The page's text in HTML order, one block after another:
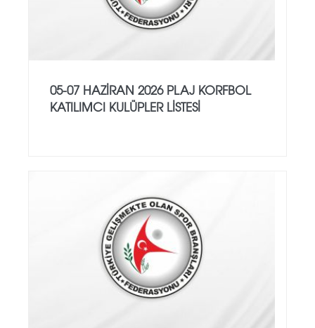
05-07 HAZİRAN 2026 PLAJ KORFBOL
KATILIMCI KULÜPLER LİSTESİ